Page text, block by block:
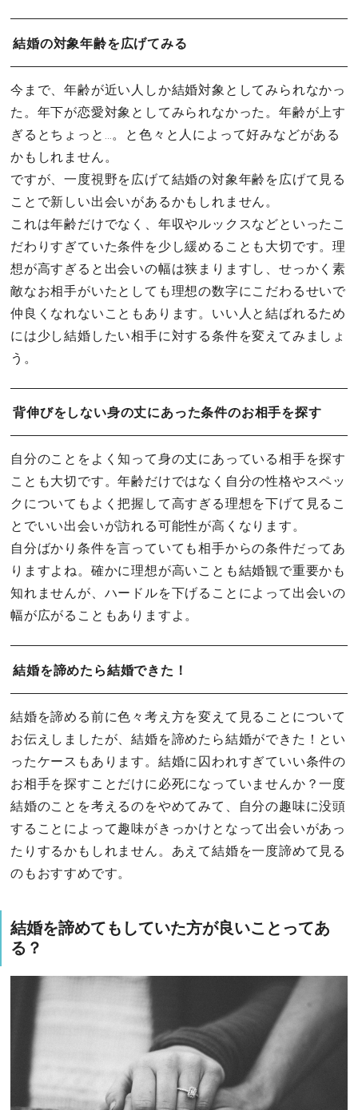
結婚の対象年齢を広げてみる
今まで、年齢が近い人しか結婚対象としてみられなかっ
た。年下が恋愛対象としてみられなかった。年齢が上す
ぎるとちょっと…。と色々と人によって好みなどがある
かもしれません。
ですが、一度視野を広げて結婚の対象年齢を広げて見る
ことで新しい出会いがあるかもしれません。
これは年齢だけでなく、年収やルックスなどといったこ
だわりすぎていた条件を少し緩めることも大切です。理
想が高すぎると出会いの幅は狭まりますし、せっかく素
敵なお相手がいたとしても理想の数字にこだわるせいで
仲良くなれないこともあります。いい人と結ばれるため
には少し結婚したい相手に対する条件を変えてみましょ
う。
背伸びをしない身の丈にあった条件のお相手を探す
自分のことをよく知って身の丈にあっている相手を探す
ことも大切です。年齢だけではなく自分の性格やスペッ
クについてもよく把握して高すぎる理想を下げて見るこ
とでいい出会いが訪れる可能性が高くなります。
自分ばかり条件を言っていても相手からの条件だってあ
りますよね。確かに理想が高いことも結婚観で重要かも
知れませんが、ハードルを下げることによって出会いの
幅が広がることもありますよ。
結婚を諦めたら結婚できた！
結婚を諦める前に色々考え方を変えて見ることについて
お伝えしましたが、結婚を諦めたら結婚ができた！とい
ったケースもあります。結婚に囚われすぎていい条件の
お相手を探すことだけに必死になっていませんか？一度
結婚のことを考えるのをやめてみて、自分の趣味に没頭
することによって趣味がきっかけとなって出会いがあっ
たりするかもしれません。あえて結婚を一度諦めて見る
のもおすすめです。
結婚を諦めてもしていた方が良いことってあ
る？